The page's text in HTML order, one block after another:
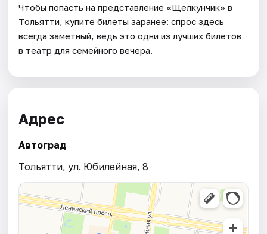
Чтобы попасть на представление «Щелкунчик» в
Тольятти, купите билеты заранее: спрос здесь
всегда заметный, ведь это одни из лучших билетов
в театр для семейного вечера.
Адрес
Автоград
Тольятти, ул. Юбилейная, 8